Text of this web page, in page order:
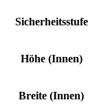
Sicherheitsstufe
Höhe (Innen)
Breite (Innen)